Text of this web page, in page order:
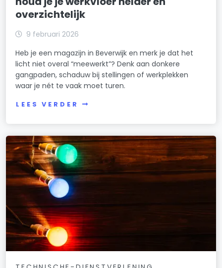
overzichtelijk
9 februari 2026
Heb je een magazijn in Beverwijk en merk je dat het
licht niet overal “meewerkt”? Denk aan donkere
gangpaden, schaduw bij stellingen of werkplekken
waar je nét te vaak moet turen.
LEES VERDER